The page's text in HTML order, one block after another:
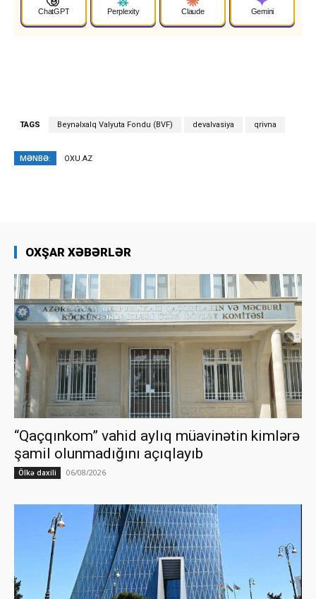
ChatGPT Perplexity Claude Gemini
TAGS Beynəlxalq Valyuta Fondu (BVF) devalvasiya qrivna
MƏNBƏ: OXU.AZ
OXŞAR XƏBƏRLƏR
“Qaçqınkom” vahid aylıq müavinətin kimlərə
şamil olunmadığını açıqlayıb
Ölkə daxili 06/08/2026